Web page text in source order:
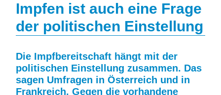
Impfen ist auch eine Frage
der politischen Einstellung
Die Impfbereitschaft hängt mit der
politischen Einstellung zusammen. Das
sagen Umfragen in Österreich und in
Frankreich. Gegen die vorhandene